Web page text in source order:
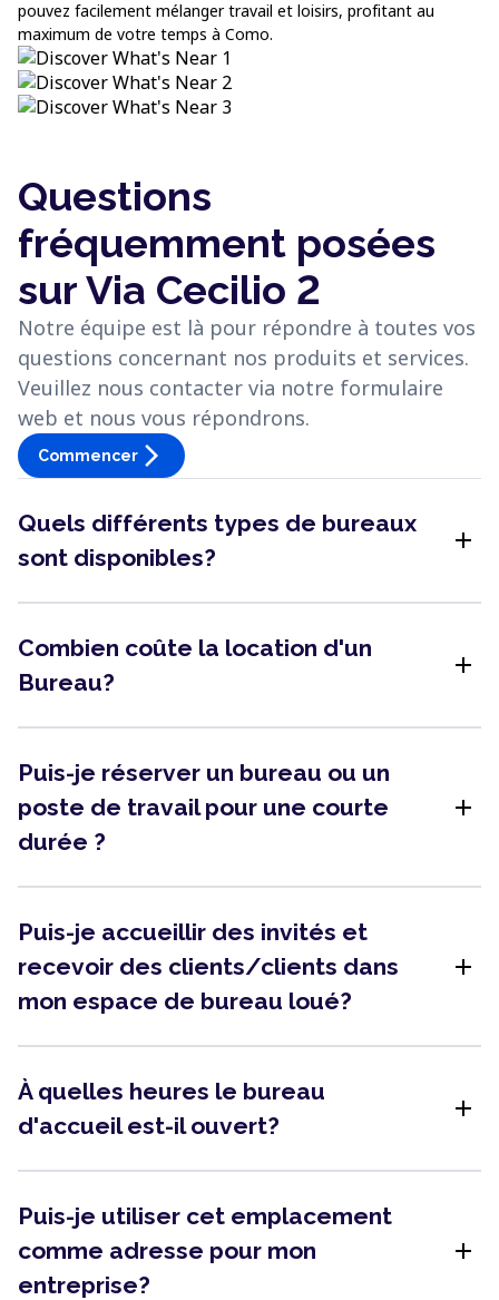
pouvez facilement mélanger travail et loisirs, profitant au
maximum de votre temps à Como.
Questions
fréquemment posées
sur Via Cecilio 2
Notre équipe est là pour répondre à toutes vos
questions concernant nos produits et services.
Veuillez nous contacter via notre formulaire
web et nous vous répondrons.
Commencer arrow_forward_ios
Quels différents types de bureaux
sont disponibles?
add
Combien coûte la location d'un
Bureau?
add
Puis-je réserver un bureau ou un
poste de travail pour une courte
durée ?
add
Puis-je accueillir des invités et
recevoir des clients/clients dans
mon espace de bureau loué?
add
À quelles heures le bureau
d'accueil est-il ouvert?
add
Puis-je utiliser cet emplacement
comme adresse pour mon
entreprise?
add